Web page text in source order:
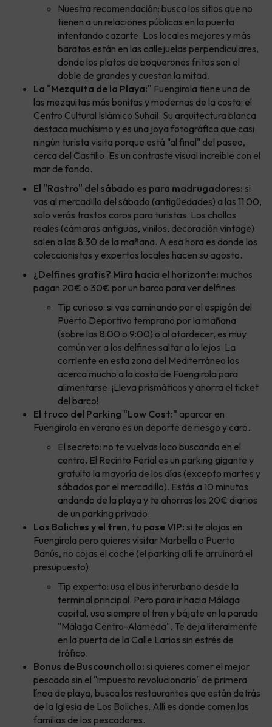
Nuestra recomendación: busca los sitios que no
tienen a un relaciones públicas en la puerta
intentando cazarte. Los locales mejores y más
baratos están en las callejuelas perpendiculares,
donde los platos de boquerones fritos son el
doble de grandes y cuestan la mitad.
La "Mezquita de la Playa:" Fuengirola tiene una de
las mezquitas más bonitas y modernas de la costa: el
Centro Cultural Islámico Suhail. Su arquitectura blanca
destaca muchísimo y es una joya fotográfica que casi
ningún turista visita porque está "al final" del paseo,
cerca del Castillo. Es un contraste visual increíble con el
mar de fondo.
El "Rastro" del sábado es para madrugadores: si
vas al mercadillo del sábado (antigüedades) a las 11:00,
solo verás trastos caros para turistas. Los chollos
reales (cámaras antiguas, vinilos, decoración vintage)
salen a las 8:30 de la mañana. A esa hora es donde los
coleccionistas y expertos locales hacen su agosto.
¿Delfines gratis? Mira hacia el horizonte: muchos
pagan 20€ o 30€ por un barco para ver delfines.
Tip curioso: si vas caminando por el espigón del
Puerto Deportivo temprano por la mañana
(sobre las 8:00 o 9:00) o al atardecer, es muy
común ver a los delfines saltar a lo lejos. La
corriente en esta zona del Mediterráneo los
acerca mucho a la costa de Fuengirola para
alimentarse. ¡Lleva prismáticos y ahorra el ticket
del barco!
El truco del Parking "Low Cost:" aparcar en
Fuengirola en verano es un deporte de riesgo y caro.
El secreto: no te vuelvas loco buscando en el
centro. El Recinto Ferial es un parking gigante y
gratuito la mayoría de los días (excepto martes y
sábados por el mercadillo). Estás a 10 minutos
andando de la playa y te ahorras los 20€ diarios
de un parking privado.
Los Boliches y el tren, tu pase VIP: si te alojas en
Fuengirola pero quieres visitar Marbella o Puerto
Banús, no cojas el coche (el parking allí te arruinará el
presupuesto).
Tip experto: usa el bus interurbano desde la
terminal principal. Pero para ir hacia Málaga
capital, usa siempre el tren y bájate en la parada
"Málaga Centro-Alameda". Te deja literalmente
en la puerta de la Calle Larios sin estrés de
tráfico.
Bonus de Buscounchollo: si quieres comer el mejor
pescado sin el "impuesto revolucionario" de primera
línea de playa, busca los restaurantes que están detrás
de la Iglesia de Los Boliches. Allí es donde comen las
familias de los pescadores.